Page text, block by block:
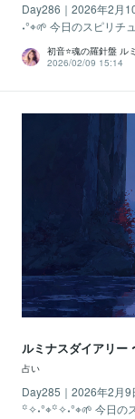
Day286｜2026年2月
˖°⌖🌱 今日のスピリチ
初音⭐️魂の羅針盤 ル
2026/02/09 15:14
ルミナスダイアリー
占い
Day285｜2026年2月9
꙳✧˖°⌖꙳✧˖°⌖🌱 今日の